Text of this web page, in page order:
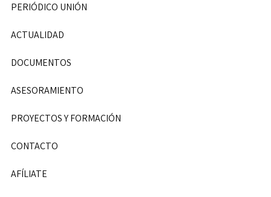
PERIÓDICO UNIÓN
ACTUALIDAD
DOCUMENTOS
ASESORAMIENTO
PROYECTOS Y FORMACIÓN
CONTACTO
AFÍLIATE